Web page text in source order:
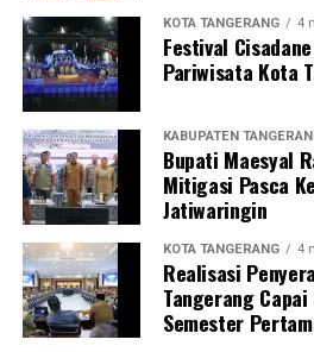
KOTA TANGERANG 4
Festival
Pariwisata Kota
KABUPATEN
Bupati Maesyal
Mitigasi Pasca
Jatiwaringin
KOTA TANGERANG 4
Realisasi
Tangerang
Semester